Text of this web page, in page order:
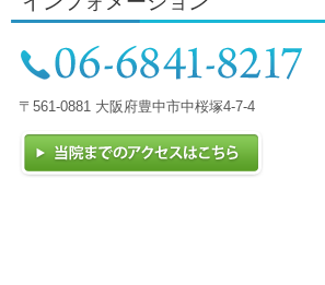
〒561-0881 大阪府豊中市中桜塚4-7-4